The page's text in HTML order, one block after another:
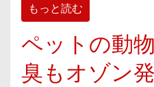
もっと読む
ペットの動
臭もオゾン